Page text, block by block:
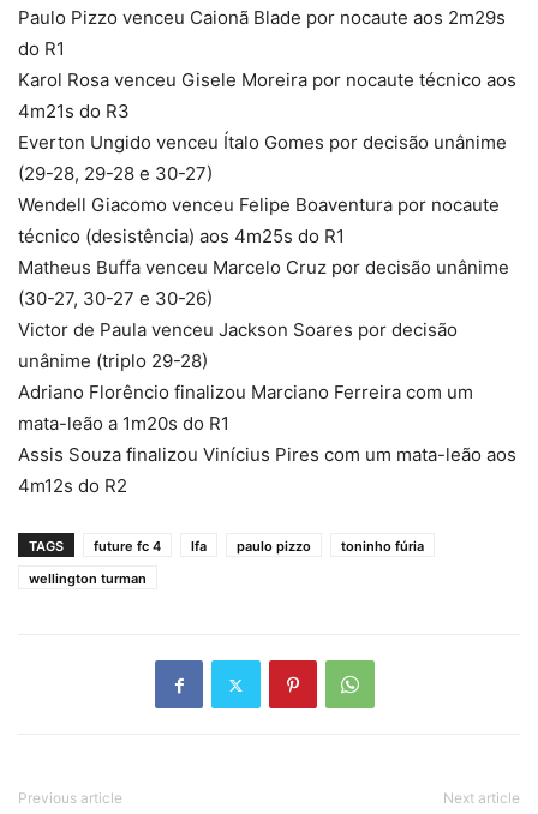
Paulo Pizzo venceu Caionã Blade por nocaute aos 2m29s
do R1
Karol Rosa venceu Gisele Moreira por nocaute técnico aos
4m21s do R3
Everton Ungido venceu Ítalo Gomes por decisão unânime
(29-28, 29-28 e 30-27)
Wendell Giacomo venceu Felipe Boaventura por nocaute
técnico (desistência) aos 4m25s do R1
Matheus Buffa venceu Marcelo Cruz por decisão unânime
(30-27, 30-27 e 30-26)
Victor de Paula venceu Jackson Soares por decisão
unânime (triplo 29-28)
Adriano Florêncio finalizou Marciano Ferreira com um
mata-leão a 1m20s do R1
Assis Souza finalizou Vinícius Pires com um mata-leão aos
4m12s do R2
TAGS future fc 4 lfa paulo pizzo
toninho fúria
wellington turman
Previous article Next article